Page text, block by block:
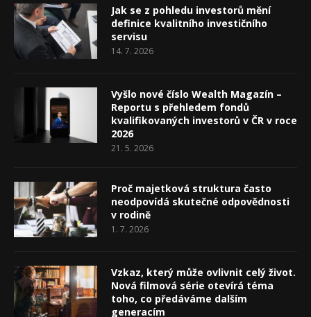
Jak se z pohledu investorů mění
definice kvalitního investičního
servisu
14. 7. 2026
Vyšlo nové číslo Wealth Magazín –
Reportu s přehledem fondů
kvalifikovaných investorů v ČR v roce
2026
21. 5. 2026
Proč majetková struktura často
neodpovídá skutečné odpovědnosti
v rodině
1. 7. 2026
Vzkaz, který může ovlivnit celý život.
Nová filmová série otevírá téma
toho, co předáváme dalším
generacím